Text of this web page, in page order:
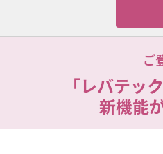
ご
「レバテッ
新機能